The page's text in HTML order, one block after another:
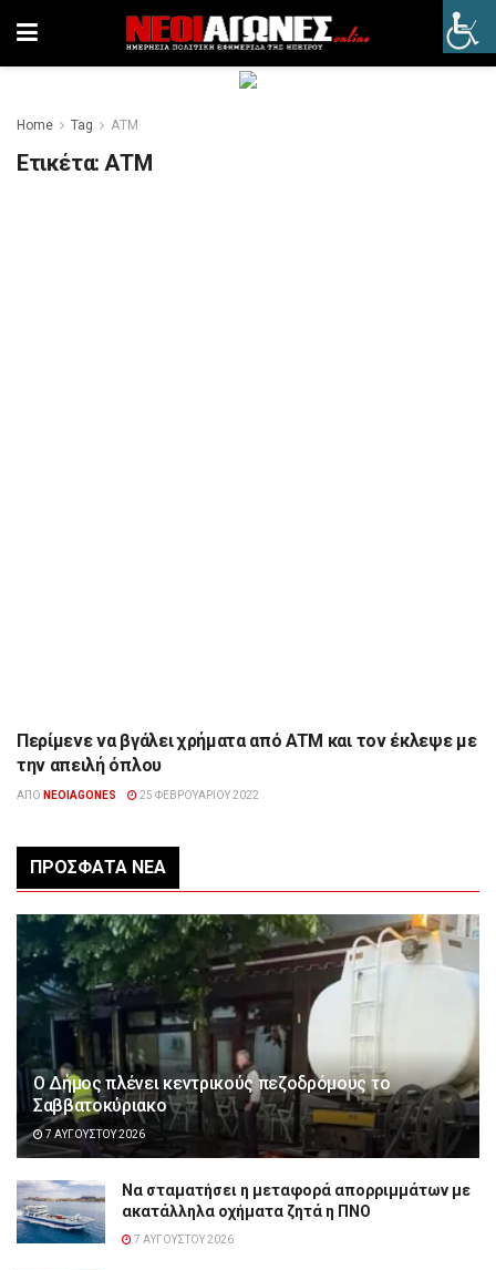
Home Tag ΑΤΜ
Ετικέτα:ΑΤΜ
ΉΠΕΙΡΟΣ
Περίμενε να βγάλει χρήματα από ATM και τον έκλεψε με
την απειλή όπλου
ΑΠΌ NEOIAGONES 25 ΦΕΒΡΟΥΑΡΊΟΥ 2022
ΠΡΌΣΦΑΤΑ ΝΈΑ
Ο Δήμος πλένει κεντρικούς πεζοδρόμους το
Σαββατοκύριακο
7 ΑΥΓΟΎΣΤΟΥ 2026
Να σταματήσει η μεταφορά απορριμμάτων με
ακατάλληλα οχήματα ζητά η ΠΝΟ
7 ΑΥΓΟΎΣΤΟΥ 2026